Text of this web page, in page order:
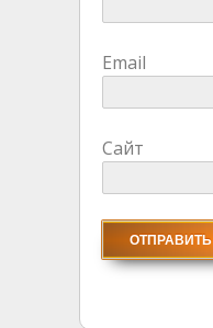
Email
Сайт